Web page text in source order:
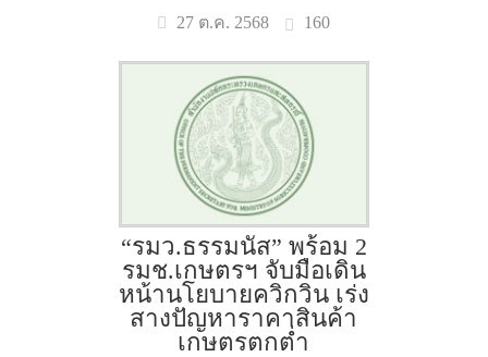
27 ต.ค. 2568 160
“รมว.ธรรมนัส” พร้อม 2
รมช.เกษตรฯ จับมือเดิน
หน้านโยบายควิกวิน เร่ง
สางปัญหาราคาสินค้า
เกษตรตกต่ำ